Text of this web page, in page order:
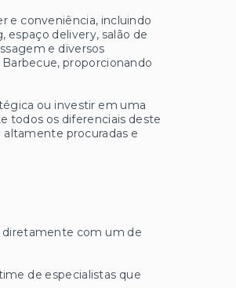
e conveniência, incluindo
espaço delivery, salão de
e diversos
proporcionando
ou investir em uma
todos os diferenciais deste
altamente procuradas e
diretamente com um de
de especialistas que